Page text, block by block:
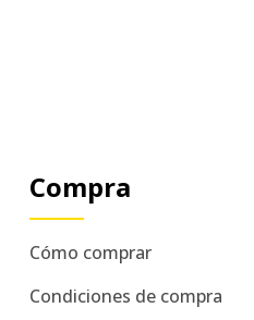
Compra
Cómo comprar
Condiciones de compra